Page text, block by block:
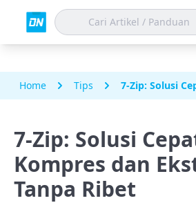
Home Tips 7-Zip: Solusi
7-Zip: Solusi
Kompres dan
Tanpa Ribet